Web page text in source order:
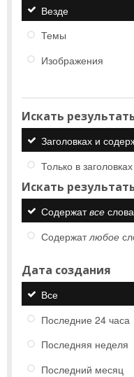
Везде
Темы
Изображения
Искать
Заголовках и
Только в
Искать
Содержатвсе
Содержатлюбое
Дата создания
Все
Последние 24 часа
Последняя неделя
Последний месяц